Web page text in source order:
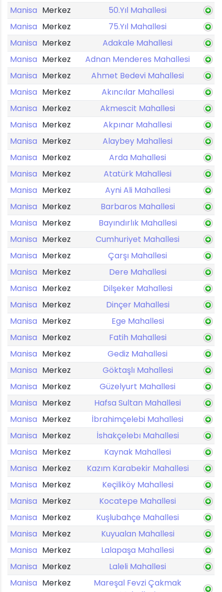
Manisa Merkez
50.Yıl Mahallesi
Manisa Merkez
75.Yıl Mahallesi
Manisa Merkez
Adakale Mahallesi
Manisa Merkez
Adnan Menderes Mahallesi
Manisa Merkez
Ahmet Bedevi Mahallesi
Manisa Merkez
Akıncılar Mahallesi
Manisa Merkez
Akmescit Mahallesi
Manisa Merkez
Akpınar Mahallesi
Manisa Merkez
Alaybey Mahallesi
Manisa Merkez
Arda Mahallesi
Manisa Merkez
Atatürk Mahallesi
Manisa Merkez
Ayni Ali Mahallesi
Manisa Merkez
Barbaros Mahallesi
Manisa Merkez
Bayındırlık Mahallesi
Manisa Merkez
Cumhuriyet Mahallesi
Manisa Merkez
Çarşı Mahallesi
Manisa Merkez
Dere Mahallesi
Manisa Merkez
Dilşeker Mahallesi
Manisa Merkez
Dinçer Mahallesi
Manisa Merkez
Ege Mahallesi
Manisa Merkez
Fatih Mahallesi
Manisa Merkez
Gediz Mahallesi
Manisa Merkez
Göktaşlı Mahallesi
Manisa Merkez
Güzelyurt Mahallesi
Manisa Merkez
Hafsa Sultan Mahallesi
Manisa Merkez
İbrahimçelebi Mahallesi
Manisa Merkez
İshakçelebı Mahallesi
Manisa Merkez
Kaynak Mahallesi
Manisa Merkez
Kazım Karabekir Mahallesi
Manisa Merkez
Keçiliköy Mahallesi
Manisa Merkez
Kocatepe Mahallesi
Manisa Merkez
Kuşlubahçe Mahallesi
Manisa Merkez
Kuyualan Mahallesi
Manisa Merkez
Lalapaşa Mahallesi
Manisa Merkez
Laleli Mahallesi
Manisa Merkez
Mareşal Fevzi Çakmak